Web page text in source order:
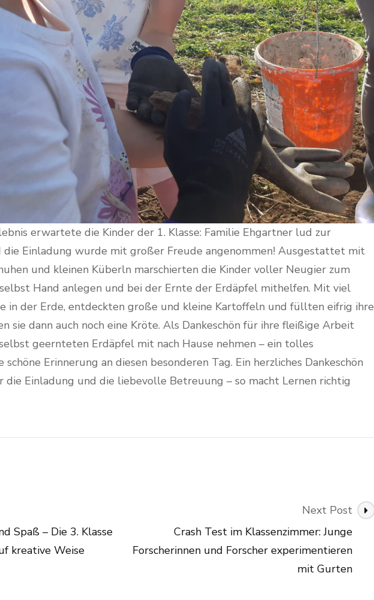
erwartete die Kinder der 1. Klasse: Familie Ehgartner lud zur
die Einladung wurde mit großer Freude angenommen! Ausgestattet mit
und kleinen Küberln marschierten die Kinder voller Neugier zum
Hand anlegen und bei der Ernte der Erdäpfel mithelfen. Mit viel
in der Erde, entdeckten große und kleine Kartoffeln und füllten eifrig ihre
sie dann auch noch eine Kröte. Als Dankeschön für ihre fleißige Arbeit
geernteten Erdäpfel mit nach Hause nehmen – ein tolles
Erinnerung an diesen besonderen Tag. Ein herzliches Dankeschön
die Einladung und die liebevolle Betreuung – so macht Lernen richtig
Spaß – Die 3. Klasse
kreative Weise
Next Post
Crash Test im Klassenzimmer: Junge
Forscherinnen und Forscher experimentieren
mit Gurten